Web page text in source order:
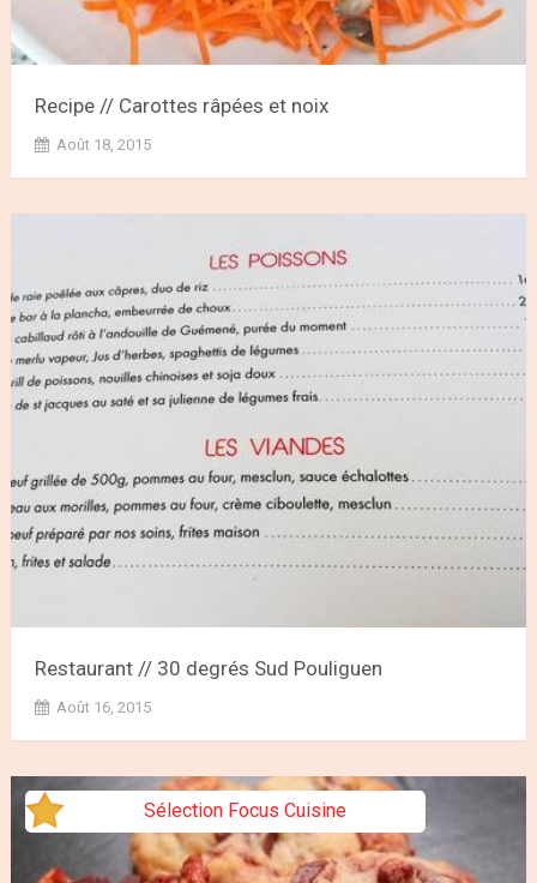
Recipe // Carottes râpées et noix
Août 18, 2015
Restaurant // 30 degrés Sud Pouliguen
Août 16, 2015
Sélection Focus Cuisine